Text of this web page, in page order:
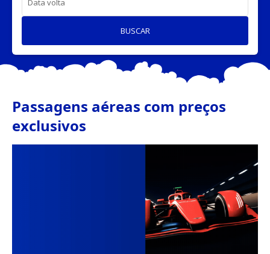
Data volta
BUSCAR
Passagens aéreas com preços
exclusivos